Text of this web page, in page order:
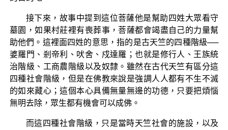
接下來，故事中提到這位菩薩他是幫助四姓大眾看守
墓園，如果村莊裡有喪葬事，菩薩都會竭盡自己的力量幫
助他們。這裡面四姓的意思，指的是古天竺的四種階級──
婆羅門、剎帝利、吠舍、戍達羅；也就是修行人、王族統
治階級、工商農階級以及奴隸。雖然在古代天竺有區分這
四種社會階級，但是在佛教來說是強調人人都有不生不滅
的如來藏心；這個本心具備無量無邊的功德，只要把煩惱
無明去除，眾生都有機會可以成佛。
而這四種社會階級，只是當時天竺社會的施設，以及